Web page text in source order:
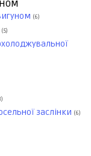
(6)
(5)
заслінки (6)